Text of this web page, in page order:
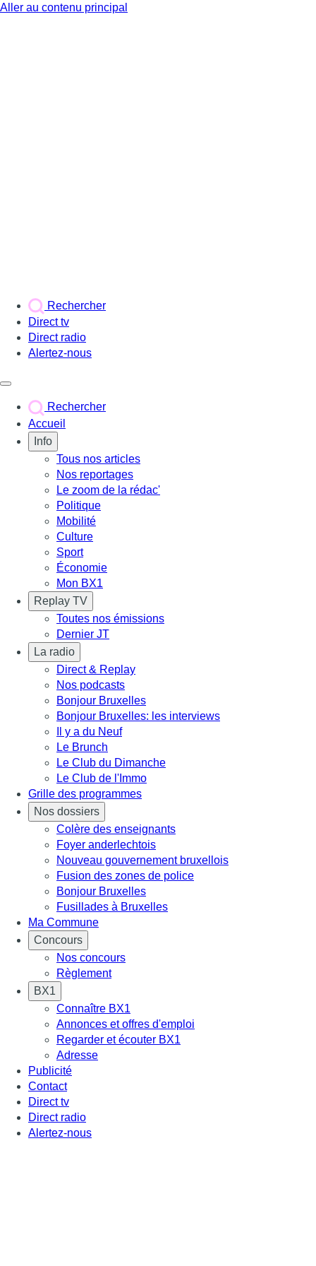
Aller au contenu principal
Rechercher
Direct tv
Direct radio
Alertez-nous
Rechercher
Accueil
Info
Tous nos articles
Nos reportages
Le zoom de la rédac'
Politique
Mobilité
Culture
Sport
Économie
Mon BX1
Replay TV
Toutes nos émissions
Dernier JT
La radio
Direct & Replay
Nos podcasts
Bonjour Bruxelles
Bonjour Bruxelles: les interviews
Il y a du Neuf
Le Brunch
Le Club du Dimanche
Le Club de l'Immo
Grille des programmes
Nos dossiers
Colère des enseignants
Foyer anderlechtois
Nouveau gouvernement bruxellois
Fusion des zones de police
Bonjour Bruxelles
Fusillades à Bruxelles
Ma Commune
Concours
Nos concours
Règlement
BX1
Connaître BX1
Annonces et offres d'emploi
Regarder et écouter BX1
Adresse
Publicité
Contact
Direct tv
Direct radio
Alertez-nous